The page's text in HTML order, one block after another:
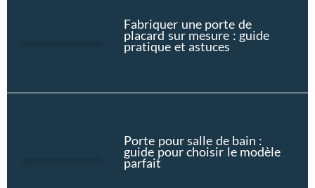
Fabriquer une porte de
placard sur mesure : guide
pratique et astuces
Porte pour salle de bain :
guide pour choisir le modèle
parfait